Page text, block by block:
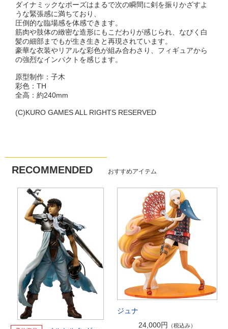
ダイナミックなポーズはまるで次の瞬間に剣を振りかざすよ
うな緊張感に満ちており、
圧倒的な臨場感を体感できます。
筋肉や肢体の緻密な造形にもこだわりが感じられ、なびく白
髪の細部までもが生き生きと再現されています。
豪華な衣装やリアルな彩色が組み合わさり、フィギュアから
の強烈なインパクトを感じます。
原型制作：子木
彩色：TH
全高：約240mm
(C)KURO GAMES ALL RIGHTS RESERVED
RECOMMENDED おすすめアイテム
ジュナ
24,000円
（税込み）